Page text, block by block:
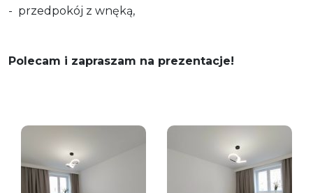
- przedpokój z wnęką,
Polecam i zapraszam na prezentacje!